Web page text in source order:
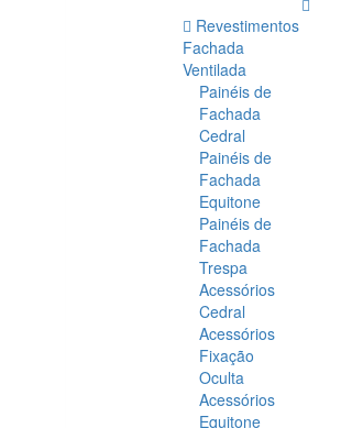
Revestimentos
Fachada
Ventilada
Painéis de
Fachada
Cedral
Painéis de
Fachada
Equitone
Painéis de
Fachada
Trespa
Acessórios
Cedral
Acessórios
Fixação
Oculta
Acessórios
Equitone